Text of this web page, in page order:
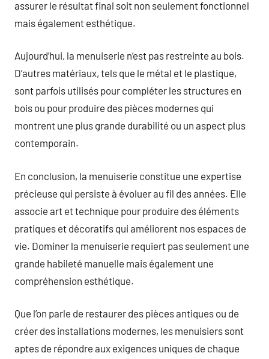
assurer le résultat final soit non seulement fonctionnel
mais également esthétique.
Aujourd’hui, la menuiserie n’est pas restreinte au bois.
D’autres matériaux, tels que le métal et le plastique,
sont parfois utilisés pour compléter les structures en
bois ou pour produire des pièces modernes qui
montrent une plus grande durabilité ou un aspect plus
contemporain.
En conclusion, la menuiserie constitue une expertise
précieuse qui persiste à évoluer au fil des années. Elle
associe art et technique pour produire des éléments
pratiques et décoratifs qui améliorent nos espaces de
vie. Dominer la menuiserie requiert pas seulement une
grande habileté manuelle mais également une
compréhension esthétique.
Que l’on parle de restaurer des pièces antiques ou de
créer des installations modernes, les menuisiers sont
aptes de répondre aux exigences uniques de chaque